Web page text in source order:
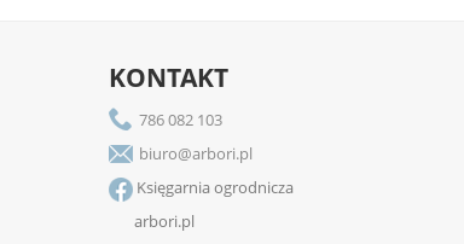
KONTAKT
786 082 103
biuro@arbori.pl
Księgarnia ogrodnicza
arbori.pl